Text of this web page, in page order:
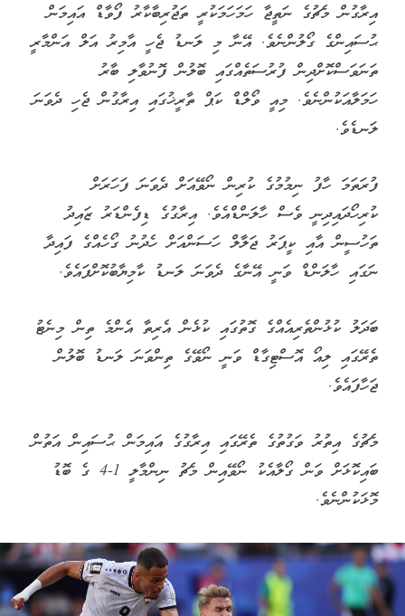
އިރާގުން މެޗުގެ ނަތީޖާ ހަމަހަމަކުރީ ތަޖުރިބާކާރު ފޯވާޑް އައިމަން
ޙުސައިންގެ ގޯލުންނެވެ. އޭނާ މި ލަނޑު ޖެހީ އާމިރު އަލް އަންމާރީ
ތަނަވަސްކޮށްދިން ފުރުސަތެއްގައި ބޮލުން ފޮނުވާލި ބާރު
ހަމަލާއަކުންނެވެ. މިއީ ވޯލްޑް ކަޕް ތާރީޚުގައި އިރާގުން ޖެހި ދެވަނަ
ލަނޑެވެ.
ފުރަތަމަ ހާފު ނިމުމުގެ ކުރިން ނޯވޭއަށް ދެވަނަ ފަހަރަށް
ކުރިހޯދައިދިނީ ވެސް ހާލަންޑްއެވެ. އިރާގުގެ ޑިފެންޑަރު ޒައިދު
ތަހުސީން އާއި ކީޕަރު ޖަލާލް ހަސަންއަށް ހެދުނު ގޯހެއްގެ ފައިދާ
ނަގައި ހާލަންޑް ވަނީ އޭނާގެ ދެވަނަ ލަނޑު ކާމިޔާބުކޮށްފައެވެ.
ބަދަލު ކުޅުންތެރިއެއްގެ ގޮތުގައި ކުޅެން އެރިތާ އެންމެ ތިން މިނެޓު
ތެރޭގައި ލިއޯ އޮސްޓިގާޑް ވަނީ ނޯވޭގެ ތިންވަނަ ލަނޑު ބޮލުން
ޖަހާފައެވެ.
މެޗުގެ އިތުރު ވަގުތުގެ ތެރޭގައި އިރާގުގެ އައިމަން ޙުސައިން އަތުން
ބައިކޮޅަށް ވަން ގޯލާއެކު ނޯވޭއިން މެޗު ނިންމާލީ 1-4 ގެ ބޮޑު
މޮޅަކުންނެވެ.